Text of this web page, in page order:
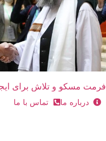
فرمت مسکو‌ و تلاش برای
درباره ما تماس با ما